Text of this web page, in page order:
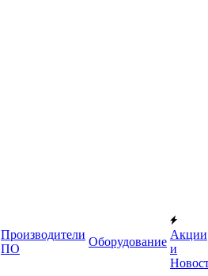
Производители
ПО
Оборудование
Акции
и